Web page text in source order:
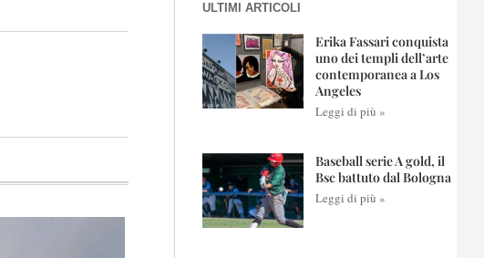
ULTIMI ARTICOLI
Erika Fassari conquista
uno dei templi dell’arte
contemporanea a Los
Angeles
Leggi di più »
Baseball serie A gold, il
Bsc battuto dal Bologna
Leggi di più »